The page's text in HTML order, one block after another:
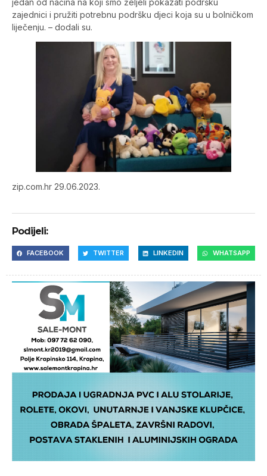
zajednici i pružiti potrebnu podršku djeci koja su u bolničkom
liječenju. – dodali su.
zip.com.hr 29.06.2023.
Podijeli:
FACEBOOK TWITTER LINKEDIN WHATSAPP